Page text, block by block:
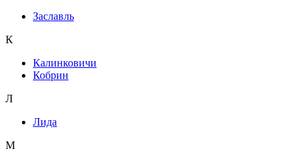
Заславль
К
Калинковичи
Кобрин
Л
Лида
М